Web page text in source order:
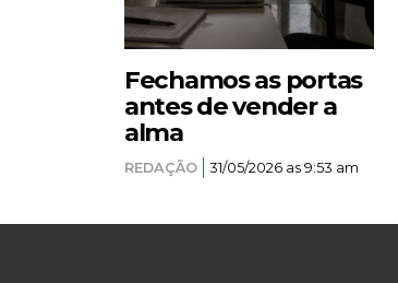
Fechamos as portas
antes de vender a
alma
REDAÇÃO 31/05/2026 as 9:53 am